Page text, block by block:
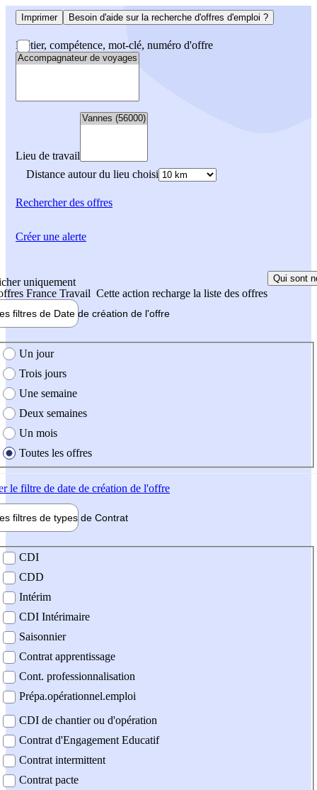
Imprimer Besoin d'aide sur la recherche d'offres d'emploi ?
Métier, compétence, mot-clé, numéro d'offre
Lieu de travail
Distance autour du lieu choisi
Rechercherdes offres
uniquement
France Travail Cette action recharge la liste des offres
Qui sont
filtres de Date de création de l'offre
création de l'offre
Un jour
Trois jours
Une semaine
Deux semaines
Un mois
Toutes les offres
le filtre de date de création de l'offre
filtres de types de Contrat
contrat
CDI
CDD
Intérim
CDI Intérimaire
Saisonnier
Contrat apprentissage
Cont. professionnalisation
Prépa.opérationnel.emploi
CDI de chantier ou d'opération
Contrat d'Engagement Educatif
Contrat intermittent
Contrat pacte
Créer une alerte